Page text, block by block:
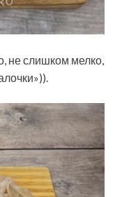
не слишком мелко,